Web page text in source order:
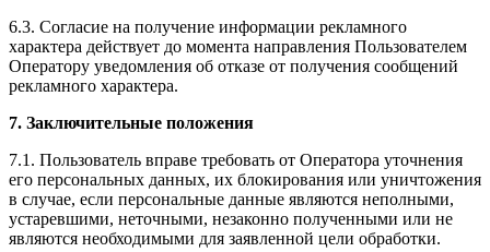
6.3. Согласие на получение информации рекламного
характера действует до момента направления Пользователем
Оператору уведомления об отказе от получения сообщений
рекламного характера.
7. Заключительные положения
7.1. Пользователь вправе требовать от Оператора уточнения
его персональных данных, их блокирования или уничтожения
в случае, если персональные данные являются неполными,
устаревшими, неточными, незаконно полученными или не
являются необходимыми для заявленной цели обработки.